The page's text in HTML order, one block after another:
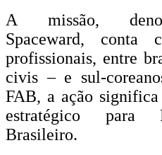
A missão,
Spaceward,
profissionais, entre
civis – e sul-
FAB, a ação
estratégico para
Brasileiro.